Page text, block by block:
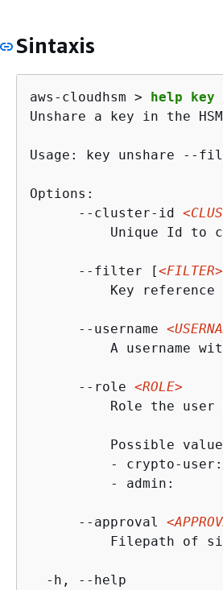
Sintaxis
aws-cloudhsm > help key
Unshare a key in the
Usage: key unshare --
Options:
      --cluster-id
Unique Id to
      --filter [
<FILTER>
Key reference
      --username
A username
      --role
<ROLE>
Role the user
Possible
- crypto-
- admin:
      --approval
Filepath of
  -h, --help